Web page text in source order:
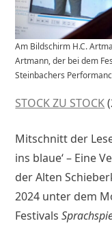
Am Bildschirm H.C.
Artmann, der bei dem
Steinbachers
STOCK ZU STOCK
Mitschnitt der
ins blaue‘ – Eine
der Alten
2024 unter dem
Festivals